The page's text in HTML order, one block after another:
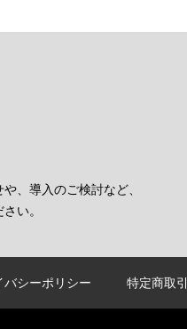
、導入のご検討など、
い。
バシーポリシー 特定商取